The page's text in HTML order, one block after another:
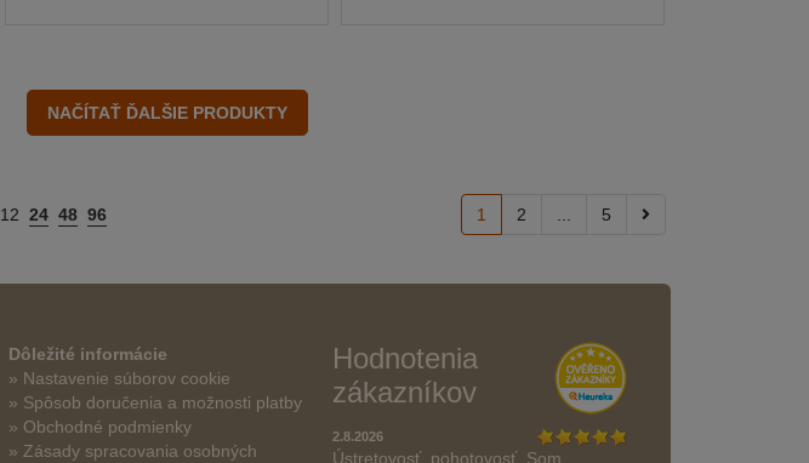
12 24 48 96 1 2 5
Dôležité informácie
» Nastavenie súborov cookie
» Spôsob doručenia a možnosti platby
» Obchodné podmienky
» Zásady spracovania osobných
Hodnotenia
zákazníkov
2.8.2026
Ústretovosť, pohotovosť. Som